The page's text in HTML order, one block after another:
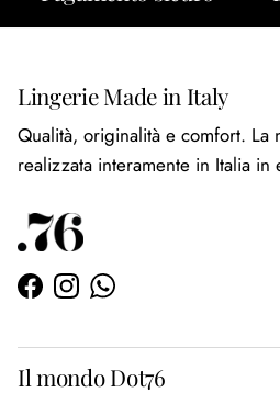
Lingerie Made in Italy
Qualità, originalità e comfort. La
realizzata interamente in Italia in
Facebook
InstagramWhatsApp
Il mondo Dot76